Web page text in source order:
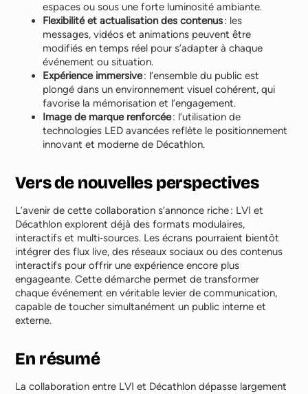
espaces ou sous une forte luminosité ambiante.
Flexibilité et actualisation des contenus: les
messages, vidéos et animations peuvent être
modifiés en temps réel pour s’adapter à chaque
événement ou situation.
Expérience immersive: l’ensemble du public est
plongé dans un environnement visuel cohérent, qui
favorise la mémorisation et l’engagement.
Image de marque renforcée: l’utilisation de
technologies LED avancées reflète le positionnement
innovant et moderne de Décathlon.
Vers de nouvelles perspectives
L’avenir de cette collaboration s’annonce riche : LVI et
Décathlon explorent déjà des formats modulaires,
interactifs et multi‑sources. Les écrans pourraient bientôt
intégrer des flux live, des réseaux sociaux ou des contenus
interactifs pour offrir une expérience encore plus
engageante. Cette démarche permet de transformer
chaque événement en véritable levier de communication,
capable de toucher simultanément un public interne et
externe.
En résumé
La collaboration entre LVI et Décathlon dépasse largement